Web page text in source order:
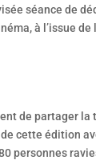
séance de
à l’issue de
de partager la
cette édition
personnes